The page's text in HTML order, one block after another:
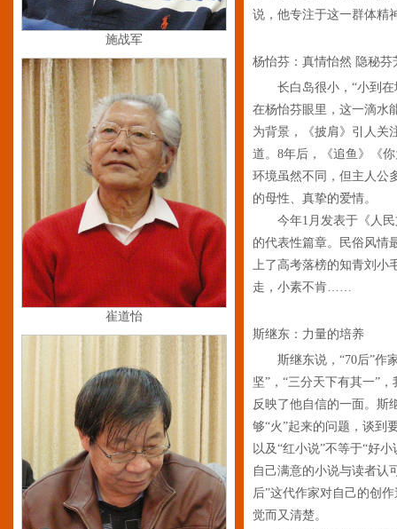
施战军
崔道怡
说，他专注于这一群体
杨怡芬：真情怡然 隐秘芬
长白岛很小，“小到
在杨怡芬眼里，这一滴水
为背景，《披肩》引人关
道。8年后，《追鱼》《
环境虽然不同，但主人公
的母性、真挚的爱情。
今年1月发表于《人民
的代表性篇章。民俗风情
上了高考落榜的知青刘小
走，小素不肯……
斯继东：力量的培养
斯继东说，“70后”作
坚”，“三分天下有其一”
反映了他自信的一面。斯
够“火”起来的问题，谈到
以及“红小说”不等于“好
自己满意的小说与读者认
后”这代作家对自己的创
觉而又清楚。